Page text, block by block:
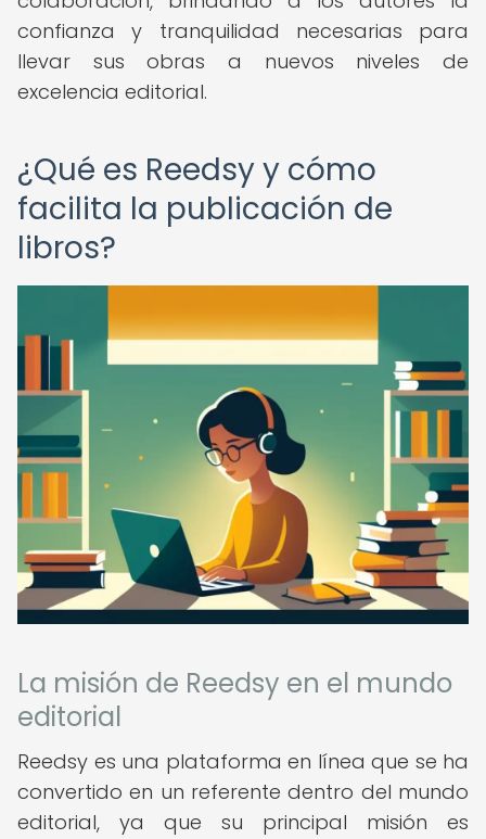
confianza y tranquilidad necesarias para
llevar sus obras a nuevos niveles de
excelencia editorial.
¿Qué es Reedsy y cómo
facilita la publicación de
libros?
La misión de Reedsy en el mundo
editorial
Reedsy es una plataforma en línea que se ha
convertido en un referente dentro del mundo
editorial, ya que su principal misión es